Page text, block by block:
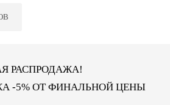
РАСПРОДАЖА!
-5% ОТ ФИНАЛЬНОЙ ЦЕНЫ